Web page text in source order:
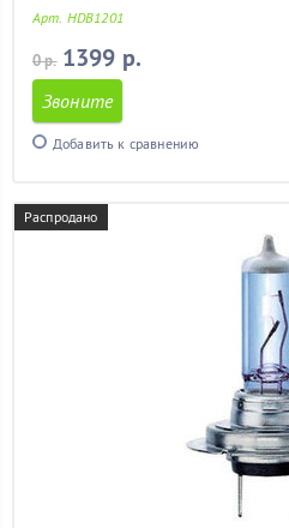
Арт. HDB1201
0 р. 1399 р.
Звоните
Добавить к сравнению
Распродано